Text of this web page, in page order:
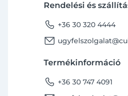
Rendelési és
phone +36 30 320 4444
email
Termékinformáció
phone +36 30 747 4091